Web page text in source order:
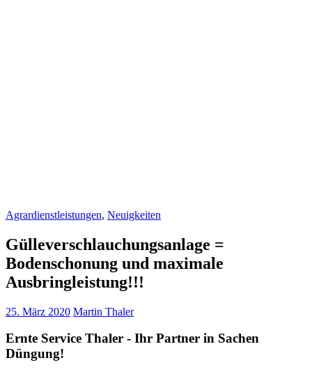
Agrardienstleistungen, Neuigkeiten
Gülleverschlauchungsanlage =
Bodenschonung und maximale
Ausbringleistung!!!
25. März 2020 Martin Thaler
Ernte Service Thaler - Ihr Partner in Sachen
Düngung!